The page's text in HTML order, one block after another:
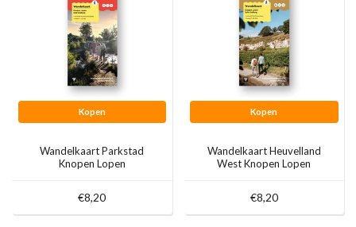
Kopen
Wandelkaart Parkstad
Knopen Lopen
€8,20
Kopen
Wandelkaart Heuvelland
West Knopen Lopen
€8,20